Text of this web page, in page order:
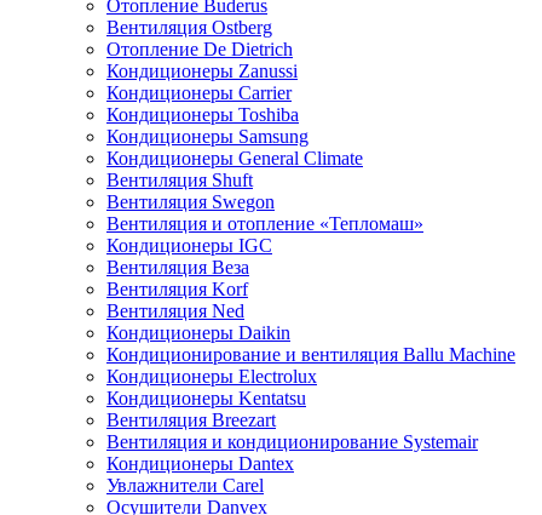
Отопление Buderus
Вентиляция Ostberg
Отопление De Dietrich
Кондиционеры Zanussi
Кондиционеры Carrier
Кондиционеры Toshiba
Кондиционеры Samsung
Кондиционеры General Climate
Вентиляция Shuft
Вентиляция Swegon
Вентиляция и отопление «Тепломаш»
Кондиционеры IGC
Вентиляция Веза
Вентиляция Korf
Вентиляция Ned
Кондиционеры Daikin
Кондиционирование и вентиляция Ballu Machine
Кондиционеры Electrolux
Кондиционеры Kentatsu
Вентиляция Breezart
Вентиляция и кондиционирование Systemair
Кондиционеры Dantex
Увлажнители Carel
Осушители Danvex